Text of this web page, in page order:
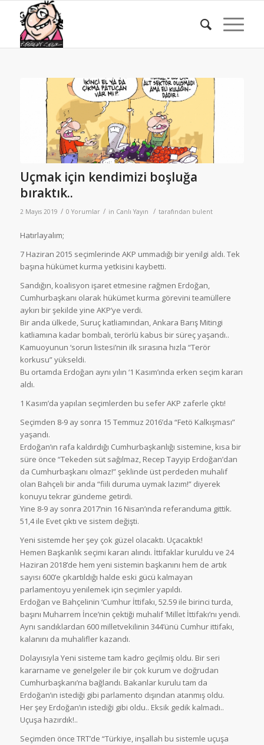
Uçmak için kendimizi boşluğa
bıraktık..
2 Mayıs 2019 / 0 Yorumlar / in Canlı Yayın / tarafından bulent
Hatırlayalım;
7 Haziran 2015 seçimlerinde AKP ummadığı bir yenilgi aldı. Tek
başına hükümet kurma yetkisini kaybetti.
Sandığın, koalisyon işaret etmesine rağmen Erdoğan,
Cumhurbaşkanı olarak hükümet kurma görevini teamüllere
aykırı bir şekilde yine AKP’ye verdi.
Bir anda ülkede, Suruç katliamından, Ankara Barış Mitingi
katliamına kadar bombalı, terörlü kabus bir süreç yaşandı..
Kamuoyunun ‘sorun listesi’nin ilk sırasına hızla “Terör
korkusu” yükseldi.
Bu ortamda Erdoğan aynı yılın ‘1 Kasım’ında erken seçim kararı
aldı.
1 Kasım’da yapılan seçimlerden bu sefer AKP zaferle çıktı!
Seçimden 8-9 ay sonra 15 Temmuz 2016’da “Fetö Kalkışması”
yaşandı.
Erdoğan’ın rafa kaldırdığı Cumhurbaşkanlığı sistemine, kısa bir
süre önce “Tekeden süt sağılmaz, Recep Tayyip Erdoğan’dan
da Cumhurbaşkanı olmaz!” şeklinde üst perdeden muhalif
olan Bahçeli bir anda “fiili duruma uymak lazım!” diyerek
konuyu tekrar gündeme getirdi.
Yine 8-9 ay sonra 2017’nin 16 Nisan’ında referanduma gittik.
51,4 ile Evet çıktı ve sistem değişti.
Yeni sistemde her şey çok güzel olacaktı. Uçacaktık!
Hemen Başkanlık seçimi kararı alındı. İttifaklar kuruldu ve 24
Haziran 2018’de hem yeni sistemin başkanını hem de artık
sayısı 600’e çıkartıldığı halde eski gücü kalmayan
parlamentoyu yenilemek için seçimler yapıldı.
Erdoğan ve Bahçelinin ‘Cumhur İttifakı, 52.59 ile birinci turda,
başını Muharrem İnce’nin çektiği muhalif ‘Millet İttifakı’nı yendi.
Aynı sandıklardan 600 milletvekilinin 344’ünü Cumhur ittifakı,
kalanını da muhalifler kazandı.
Dolayısıyla Yeni sisteme tam kadro geçilmiş oldu. Bir seri
kararname ve genelgeler ile bir çok kurum ve doğrudan
Cumhurbaşkanı’na bağlandı. Bakanlar kurulu tam da
Erdoğan’ın istediği gibi parlamento dışından atanmış oldu.
Her şey Erdoğan’ın istediği gibi oldu.. Eksik gedik kalmadı..
Uçuşa hazırdık!..
Seçimden önce TRT’de “Türkiye, inşallah bu sistemle uçuşa